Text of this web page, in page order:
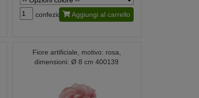
confezione Aggiungi al carrello
Fiore artificiale, motivo: rosa,
dimensioni: Ø 8 cm 400139